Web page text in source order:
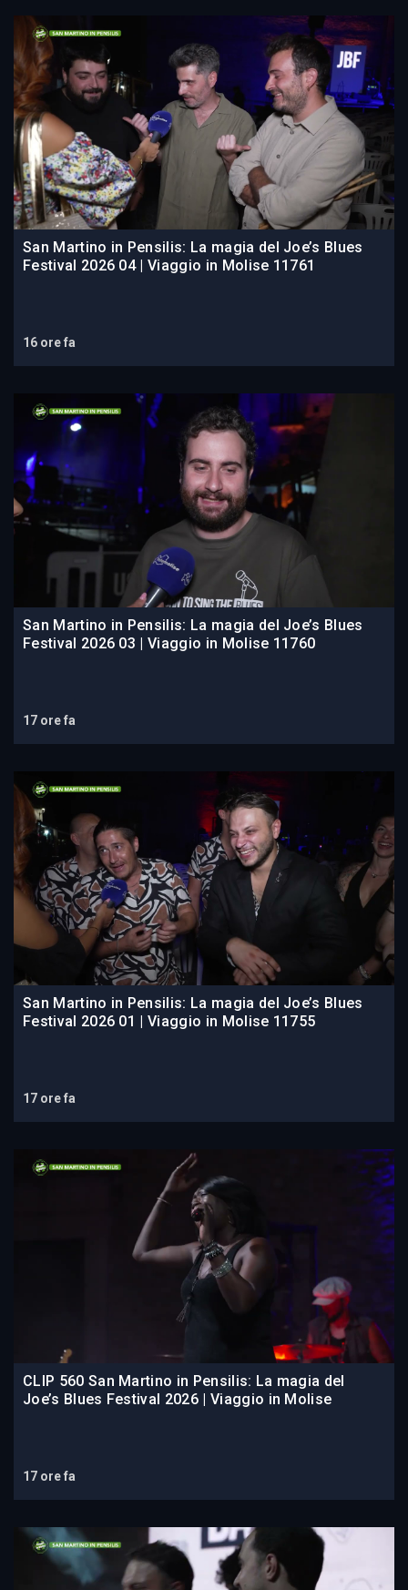
San Martino in Pensilis: La magia del Joe’s Blues
Festival 2026 04 | Viaggio in Molise 11761
16 ore fa
San Martino in Pensilis: La magia del Joe’s Blues
Festival 2026 03 | Viaggio in Molise 11760
17 ore fa
San Martino in Pensilis: La magia del Joe’s Blues
Festival 2026 01 | Viaggio in Molise 11755
17 ore fa
CLIP 560 San Martino in Pensilis: La magia del
Joe’s Blues Festival 2026 | Viaggio in Molise
17 ore fa